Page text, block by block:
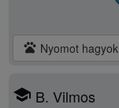
pets Nyomot hagyok
school B. Vilmos